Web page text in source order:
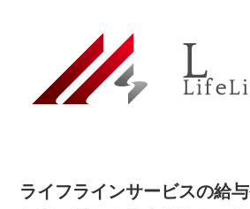
ライフラインサービスの給